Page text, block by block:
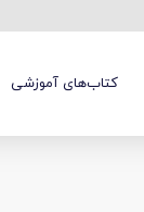
کتاب‌های آموزشی